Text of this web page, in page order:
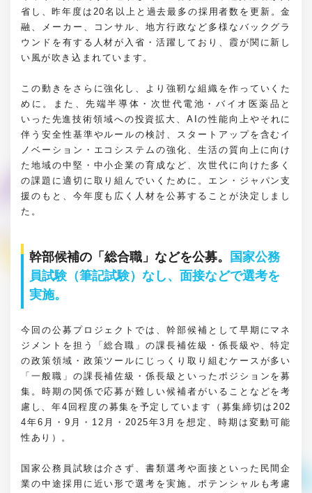
省し、昨年度は20名以上と過去最多の採用者数を更新。金
融、メーカー、コンサル、地方行政など多様なバックグラ
ウンドを有する人材が入省・活躍しており、霞が関に新し
い風が吹き込まれています。
この動きをさらに強化し、より強靭な組織を作っていくた
めに。また、先端半導体・次世代電池・バイオ医薬品と
いった先進技術領域への投資拡大、AIの性能向上やそれに
伴う安全性基準やルールの検討、スタートアップを含むイ
ノベーション・エコシステムの強化、生活の質向上に向け
た地域の中堅・中小企業の育成など、次世代に向けた多く
の課題に適切に取り組んでいくために。エン・ジャパン支
援のもと、今年度も広く人材を公募することが決定しまし
た。
幹部候補の「総合職」などを公募。
国家公務
員試験（筆記試験）なし、面接などで選考を
実施。
今回の公募プロジェクトでは、幹部候補として早期にマネ
ジメントを担う「総合職」の課長補佐級・係長級や、特定
の政策領域・政策ツールにじっくり取り組むケースが多い
「一般職」の課長補佐級・係長級といったポジションを募
集。時期の関係で応募が難しい候補者がいることなどを考
慮し、年4回程度の募集を予定しています（募集締切は202
4年6月・9月・12月・2025年3月を想定、時期は変動可能
性あり）。
国家公務員試験は介さず、書類選考や面接といった民間企
業の中途採用に近い形で選考を実施。ポテンシャルも考慮